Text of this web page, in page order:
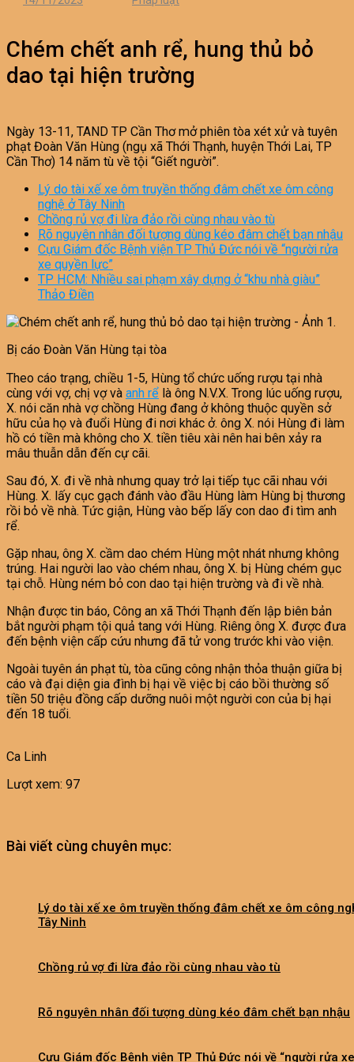
Chém chết anh rể, hung thủ bỏ
dao tại hiện trường
Ngày 13-11, TAND TP Cần Thơ mở phiên tòa xét xử và tuyên
phạt Đoàn Văn Hùng (ngụ xã Thới Thạnh, huyện Thới Lai, TP
Cần Thơ) 14 năm tù về tội “Giết người”.
Lý do tài xế xe ôm truyền thống đâm chết xe ôm công
nghệ ở Tây Ninh
Chồng rủ vợ đi lừa đảo rồi cùng nhau vào tù
Rõ nguyên nhân đối tượng dùng kéo đâm chết bạn nhậu
Cựu Giám đốc Bệnh viện TP Thủ Đức nói về “người rửa
xe quyền lực”
TP HCM: Nhiều sai phạm xây dựng ở “khu nhà giàu”
Thảo Điền
Bị cáo Đoàn Văn Hùng tại tòa
Theo cáo trạng, chiều 1-5, Hùng tổ chức uống rượu tại nhà
cùng với vợ, chị vợ và anh rể là ông N.V.X. Trong lúc uống rượu,
X. nói căn nhà vợ chồng Hùng đang ở không thuộc quyền sở
hữu của họ và đuổi Hùng đi nơi khác ở. ông X. nói Hùng đi làm
hồ có tiền mà không cho X. tiền tiêu xài nên hai bên xảy ra
mâu thuẫn dẫn đến cự cãi.
Sau đó, X. đi về nhà nhưng quay trở lại tiếp tục cãi nhau với
Hùng. X. lấy cục gạch đánh vào đầu Hùng làm Hùng bị thương
rồi bỏ về nhà. Tức giận, Hùng vào bếp lấy con dao đi tìm anh
rể.
Gặp nhau, ông X. cầm dao chém Hùng một nhát nhưng không
trúng. Hai người lao vào chém nhau, ông X. bị Hùng chém gục
tại chỗ. Hùng ném bỏ con dao tại hiện trường và đi về nhà.
Nhận được tin báo, Công an xã Thới Thạnh đến lập biên bản
bắt người phạm tội quả tang với Hùng. Riêng ông X. được đưa
đến bệnh viện cấp cứu nhưng đã tử vong trước khi vào viện.
Ngoài tuyên án phạt tù, tòa cũng công nhận thỏa thuận giữa bị
cáo và đại diện gia đình bị hại về việc bị cáo bồi thường số
tiền 50 triệu đồng cấp dưỡng nuôi một người con của bị hại
đến 18 tuổi.
Ca Linh
Lượt xem: 97
Bài viết cùng chuyên mục:
Lý do tài xế xe ôm truyền thống đâm chết xe ôm công
Tây Ninh
Chồng rủ vợ đi lừa đảo rồi cùng nhau vào tù
Rõ nguyên nhân đối tượng dùng kéo đâm chết bạn nhậu
Cựu Giám đốc Bệnh viện TP Thủ Đức nói về “người rửa xe